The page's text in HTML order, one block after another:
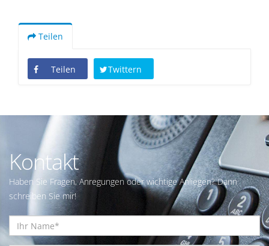
Teilen
Teilen Twittern
Kontakt
Haben Sie Fragen, Anregungen oder wichtige Anliegen? Dann
schreiben Sie mir!